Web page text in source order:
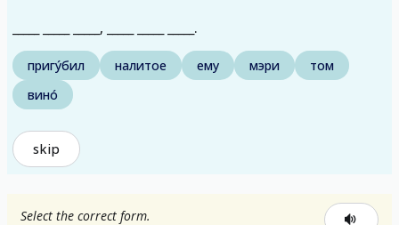
_____ _____ _____, _____ _____ _____.
пригу́бил налитое ему мэри
том
вино́
skip
Select the correct form.